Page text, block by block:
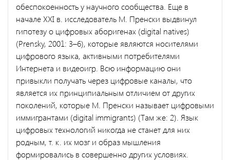
обеспокоенность у научного сообщества. Еще в
начале XXI в. исследователь М. Пренски выдвинул
гипотезу о цифровых аборигенах (digital natives)
(Prensky, 2001: 3–6), которые являются носителями
цифрового языка, активными потребителями
Интернета и видеоигр. Всю информацию они
привыкли получать через цифровые каналы, что
является их принципиальным отличием от других
поколений, которые М. Пренски называет цифровыми
иммигрантами (digital immigrants) (Там же: 2). Язык
цифровых технологий никогда не станет для них
родным, т. к. их мозг и образ мышления
формировались в совершенно других условиях.